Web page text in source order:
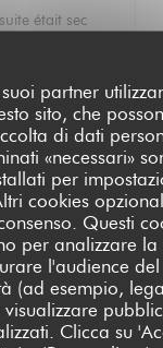
partner
sito, che
di dati
«necessari»
per
cookies
Questi
per analizzare la
l'audience
(ad esempio,
Clicca su
était sec
Je sais
un clientèle
cela
mayonnaise
le serveur, il n’y
jour là. Autre
soir pour
le restaurant